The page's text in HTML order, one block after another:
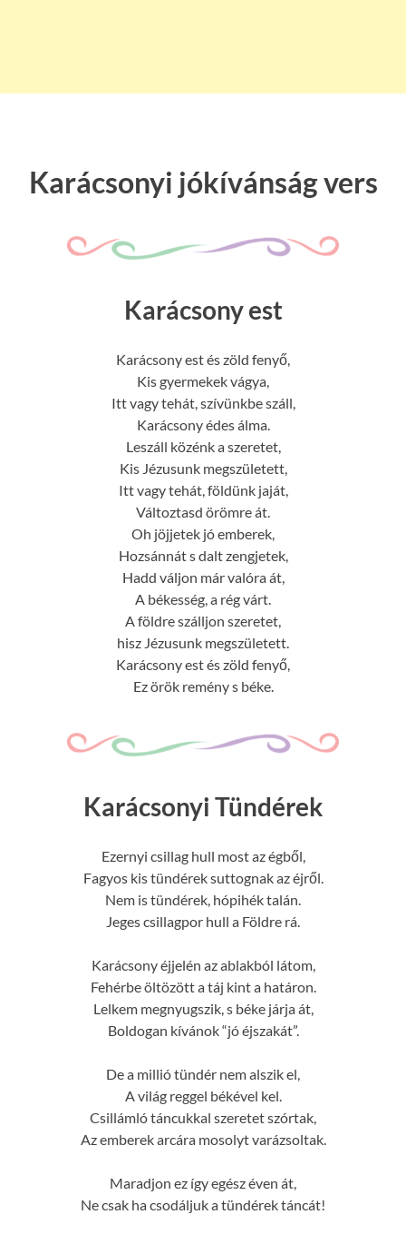
Karácsonyi jókívánság vers
Karácsony est
Karácsony est és zöld fenyő,
Kis gyermekek vágya,
Itt vagy tehát, szívünkbe száll,
Karácsony édes álma.
Leszáll közénk a szeretet,
Kis Jézusunk megszületett,
Itt vagy tehát, földünk jaját,
Változtasd örömre át.
Oh jöjjetek jó emberek,
Hozsánnát s dalt zengjetek,
Hadd váljon már valóra át,
A békesség, a rég várt.
A földre szálljon szeretet,
hisz Jézusunk megszületett.
Karácsony est és zöld fenyő,
Ez örök remény s béke.
Karácsonyi Tündérek
Ezernyi csillag hull most az égből,
Fagyos kis tündérek suttognak az éjről.
Nem is tündérek, hópihék talán.
Jeges csillagpor hull a Földre rá.
Karácsony éjjelén az ablakból látom,
Fehérbe öltözött a táj kint a határon.
Lelkem megnyugszik, s béke járja át,
Boldogan kívánok “jó éjszakát”.
De a millió tündér nem alszik el,
A világ reggel békével kel.
Csillámló táncukkal szeretet szórtak,
Az emberek arcára mosolyt varázsoltak.
Maradjon ez így egész éven át,
Ne csak ha csodáljuk a tündérek táncát!